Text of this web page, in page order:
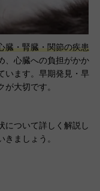
臓・腎臓・関節の疾患
、心臓への負担がかか
います。早期発見・早
大切です。
について詳しく解説し
ましょう。